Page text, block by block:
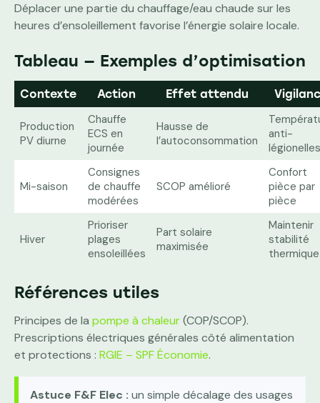
Déplacer une partie du chauffage/eau chaude sur les
heures d’ensoleillement favorise l’énergie solaire locale.
Tableau — Exemples d’optimisation
Contexte Action Effet attendu
Production
PV diurne
Chauffe
ECS en
journée
Hausse de
l’autoconsommation
anti-
légionelles
Mi-saison
Consignes
de chauffe
modérées
SCOP amélioré
Confort
pièce par
pièce
Hiver
Prioriser
plages
ensoleillées
Part solaire
maximisée
Maintenir
stabilité
thermique
Références utiles
Principes de la pompe à chaleur(COP/SCOP).
Prescriptions électriques générales côté alimentation
et protections : RGIE – SPF Économie.
Astuce F&F Elec : un simple décalage des usages